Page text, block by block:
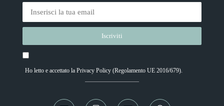
Ho letto e accettato la Privacy Policy(Regolamento UE 2016/679).
Alternative: